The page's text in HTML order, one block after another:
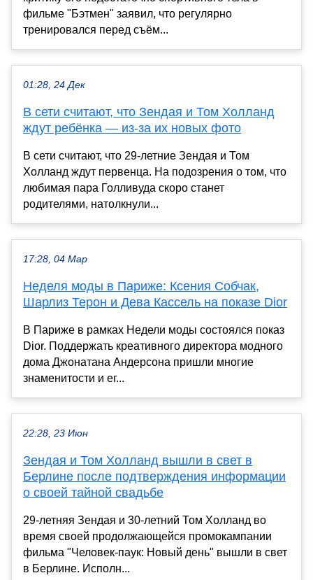
фильме "Бэтмен" заявил, что регулярно
тренировался перед съём...
01:28, 24 Дек
В сети считают, что Зендая и Том Холланд
ждут ребёнка — из-за их новых фото
В сети считают, что 29-летние Зендая и Том
Холланд ждут первенца. На подозрения о том, что
любимая пара Голливуда скоро станет
родителями, натолкнули...
17:28, 04 Мар
Неделя моды в Париже: Ксения Собчак,
Шарлиз Терон и Дева Кассель на показе Dior
В Париже в рамках Недели моды состоялся показ
Dior. Поддержать креативного директора модного
дома Джонатана Андерсона пришли многие
знаменитости и ег...
22:28, 23 Июн
Зендая и Том Холланд вышли в свет в
Берлине после подтверждения информации
о своей тайной свадьбе
29-летняя Зендая и 30-летний Том Холланд во
время своей продолжающейся промокампании
фильма "Человек-паук: Новый день" вышли в свет
в Берлине. Исполн...